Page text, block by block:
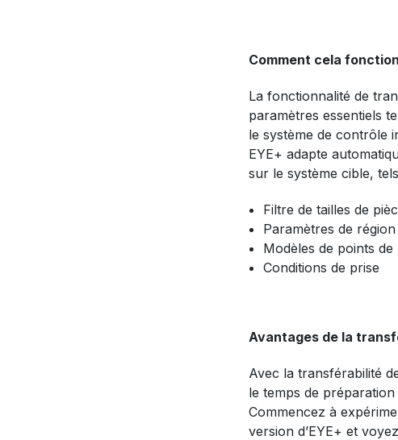
Comment cela
La fonctionnalité de
paramètres essentiels
le système de contrôle
EYE+ adapte
sur le système cible,
Filtre de tailles de
Paramètres de région
Modèles de points de
Conditions de prise
Avantages de la
Avec la transférabilité
le temps de
Commencez à
version d’EYE+ et